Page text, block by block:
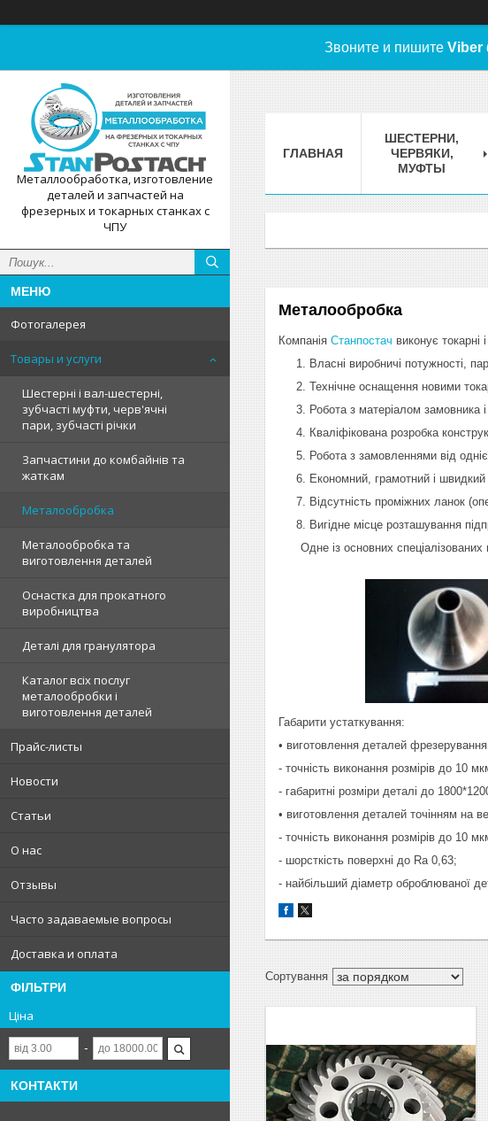
Звоните и пишите Viber
Металлообработка, изготовление
деталей и запчастей на
фрезерных и токарных станках с
ЧПУ
Фотогалерея
Товары и услуги
Шестерні і вал-шестерні,
зубчасті муфти, черв'ячні
пари, зубчасті річки
Запчастини до комбайнів та
жаткам
Металообробка
Металообробка та
виготовлення деталей
Оснастка для прокатного
виробництва
Деталі для гранулятора
Каталог всіх послуг
металообробки і
виготовлення деталей
Прайс-листы
Новости
Статьи
О нас
Отзывы
Часто задаваемые вопросы
Доставка и оплата
ФІЛЬТРИ
Ціна
КОНТАКТИ
ГЛАВНАЯ
ШЕСТЕРНИ,
ЧЕРВЯКИ,
МУФТЫ
Металообробка
Компанія Станпостач виконує
Власні виробничі потужності,
Технічне оснащення новими
Робота з матеріалом замовника
Кваліфікована розробка
Робота з замовленнями від
Економний, грамотний і
Відсутність проміжних ланок
Вигідне місце розташування
Одне із основних спеціалізованих
Габарити устаткування:
• виготовлення деталей
- точність виконання розмірів до 10
- габаритні розміри деталі до
• виготовлення деталей точінням на
- точність виконання розмірів до 10
- шорсткість поверхні до Ra 0,63;
- найбільший діаметр оброблюваної